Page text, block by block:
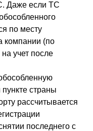
Даже если ТС
по месту
компании (по
учет после
страны
рассчитывается
последнего с